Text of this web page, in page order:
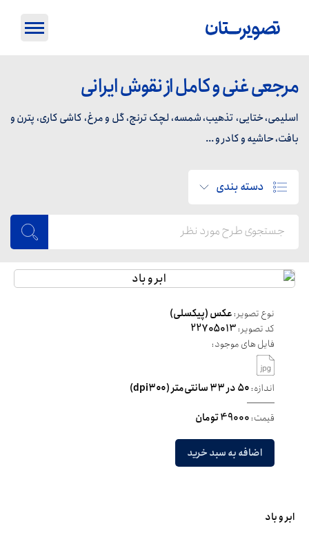
مرجعی غنی و کامل از نقوش ایرانی
اسلیمی، ختایی، تذهیب، شمسه، لچک ترنج، گل و مرغ، کاشی کاری، پترن و
بافت، حاشیه و کادر و ...
دسته بندی
نوع تصویر:عکس (پیکسلی)
کد تصویر:22705013
فایل های موجود:
اندازه:۵۰ در ۳۳ سانتی‌متر (dpi۳۰۰)
قیمت:49000 تومان
اضافه به سبد خرید
ابر و باد